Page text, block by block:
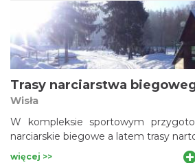
turystów pieszych.
Trasy narciarstwa
Wisła
W kompleksie sportowym
narciarskie biegowe a latem trasy
więcej >>